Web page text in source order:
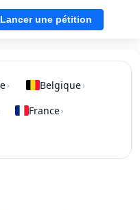
Lancer une pétition
› Belgique›
France›